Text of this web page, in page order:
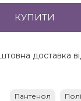
КУПИТИ
доставка
Пантенол